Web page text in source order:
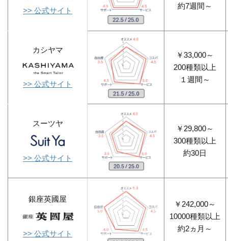
>> 公式サイト
約7週間～
カシヤマ
>> 公式サイト
￥33,000～
200種類以上
１週間～
スーツヤ
>> 公式サイト
￥29,800～
300種類以上
約30日
銀座英國屋
>> 公式サイト
￥242,000～
10000種類以上
約2ヵ月～